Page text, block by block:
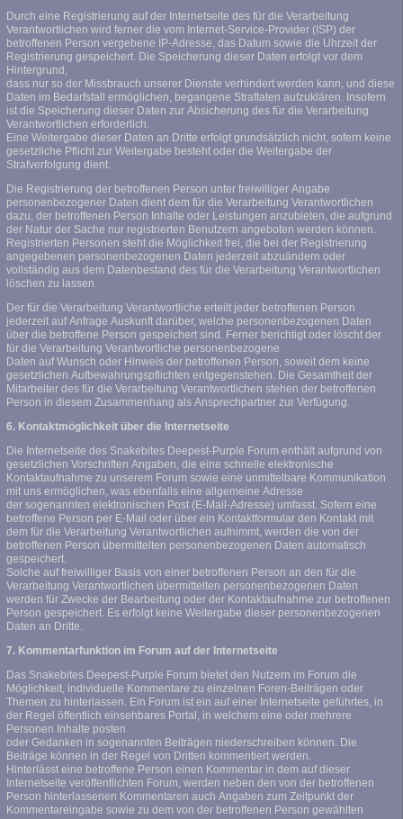
Durch eine Registrierung auf der Internetseite des für die Verarbeitung
Verantwortlichen wird ferner die vom Internet-Service-Provider (ISP) der
betroffenen Person vergebene IP-Adresse, das Datum sowie die Uhrzeit der
Registrierung gespeichert. Die Speicherung dieser Daten erfolgt vor dem
Hintergrund,
dass nur so der Missbrauch unserer Dienste verhindert werden kann, und diese
Daten im Bedarfsfall ermöglichen, begangene Straftaten aufzuklären. Insofern
ist die Speicherung dieser Daten zur Absicherung des für die Verarbeitung
Verantwortlichen erforderlich.
Eine Weitergabe dieser Daten an Dritte erfolgt grundsätzlich nicht, sofern keine
gesetzliche Pflicht zur Weitergabe besteht oder die Weitergabe der
Strafverfolgung dient.
Die Registrierung der betroffenen Person unter freiwilliger Angabe
personenbezogener Daten dient dem für die Verarbeitung Verantwortlichen
dazu, der betroffenen Person Inhalte oder Leistungen anzubieten, die aufgrund
der Natur der Sache nur registrierten Benutzern angeboten werden können.
Registrierten Personen steht die Möglichkeit frei, die bei der Registrierung
angegebenen personenbezogenen Daten jederzeit abzuändern oder
vollständig aus dem Datenbestand des für die Verarbeitung Verantwortlichen
löschen zu lassen.
Der für die Verarbeitung Verantwortliche erteilt jeder betroffenen Person
jederzeit auf Anfrage Auskunft darüber, welche personenbezogenen Daten
über die betroffene Person gespeichert sind. Ferner berichtigt oder löscht der
für die Verarbeitung Verantwortliche personenbezogene
Daten auf Wunsch oder Hinweis der betroffenen Person, soweit dem keine
gesetzlichen Aufbewahrungspflichten entgegenstehen. Die Gesamtheit der
Mitarbeiter des für die Verarbeitung Verantwortlichen stehen der betroffenen
Person in diesem Zusammenhang als Ansprechpartner zur Verfügung.
6. Kontaktmöglichkeit über die Internetseite
Die Internetseite des Snakebites Deepest-Purple Forum enthält aufgrund von
gesetzlichen Vorschriften Angaben, die eine schnelle elektronische
Kontaktaufnahme zu unserem Forum sowie eine unmittelbare Kommunikation
mit uns ermöglichen, was ebenfalls eine allgemeine Adresse
der sogenannten elektronischen Post (E-Mail-Adresse) umfasst. Sofern eine
betroffene Person per E-Mail oder über ein Kontaktformular den Kontakt mit
dem für die Verarbeitung Verantwortlichen aufnimmt, werden die von der
betroffenen Person übermittelten personenbezogenen Daten automatisch
gespeichert.
Solche auf freiwilliger Basis von einer betroffenen Person an den für die
Verarbeitung Verantwortlichen übermittelten personenbezogenen Daten
werden für Zwecke der Bearbeitung oder der Kontaktaufnahme zur betroffenen
Person gespeichert. Es erfolgt keine Weitergabe dieser personenbezogenen
Daten an Dritte.
7. Kommentarfunktion im Forum auf der Internetseite
Das Snakebites Deepest-Purple Forum bietet den Nutzern im Forum die
Möglichkeit, individuelle Kommentare zu einzelnen Foren-Beiträgen oder
Themen zu hinterlassen. Ein Forum ist ein auf einer Internetseite geführtes, in
der Regel öffentlich einsehbares Portal, in welchem eine oder mehrere
Personen Inhalte posten
oder Gedanken in sogenannten Beiträgen niederschreiben können. Die
Beiträge können in der Regel von Dritten kommentiert werden.
Hinterlässt eine betroffene Person einen Kommentar in dem auf dieser
Internetseite veröffentlichten Forum, werden neben den von der betroffenen
Person hinterlassenen Kommentaren auch Angaben zum Zeitpunkt der
Kommentareingabe sowie zu dem von der betroffenen Person gewählten